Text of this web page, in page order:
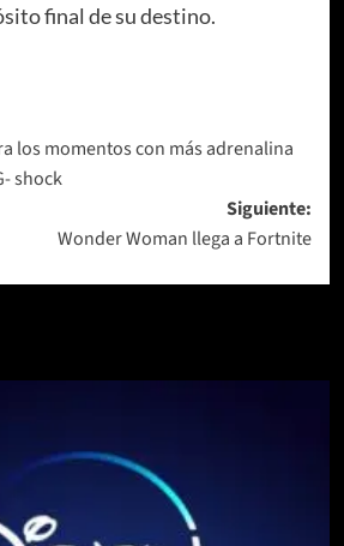
final de su destino.
los momentos con más adrenalina
shock
Siguiente:
Wonder Woman llega a Fortnite